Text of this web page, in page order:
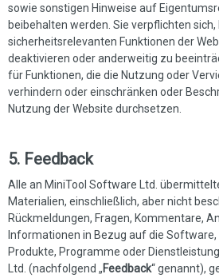
sowie sonstigen Hinweise auf
beibehalten werden. Sie verpflichten sich,
sicherheitsrelevanten Funktionen der
deaktivieren oder anderweitig zu
für Funktionen, die die Nutzung oder
verhindern oder einschränken oder
Nutzung der Website durchsetzen.
5. Feedback
Alle an MiniTool Software Ltd.
Materialien, einschließlich, aber nicht
Rückmeldungen, Fragen, Kommentare,
Informationen in Bezug auf die Software,
Produkte, Programme oder
Ltd. (nachfolgend „Feedback“ genannt),